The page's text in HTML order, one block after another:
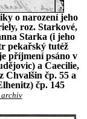
o narození jeho
roz. Starkové,
Starka (i jeho
pekařský tutéž
příjmení psáno v
a Caecilie,
Chvalšin čp. 55 a
čp. 145